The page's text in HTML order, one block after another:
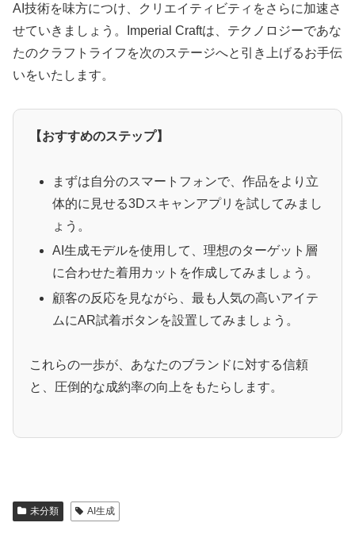
AI技術を味方につけ、クリエイティビティをさらに加速さ
せていきましょう。Imperial Craftは、テクノロジーであな
たのクラフトライフを次のステージへと引き上げるお手伝
いをいたします。
【おすすめのステップ】
まずは自分のスマートフォンで、作品をより立
体的に見せる3Dスキャンアプリを試してみまし
ょう。
AI生成モデルを使用して、理想のターゲット層
に合わせた着用カットを作成してみましょう。
顧客の反応を見ながら、最も人気の高いアイテ
ムにAR試着ボタンを設置してみましょう。
これらの一歩が、あなたのブランドに対する信頼
と、圧倒的な成約率の向上をもたらします。
未分類 AI生成